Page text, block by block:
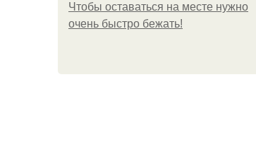
Чтобы оставаться на месте нужно
очень быстро бежать!